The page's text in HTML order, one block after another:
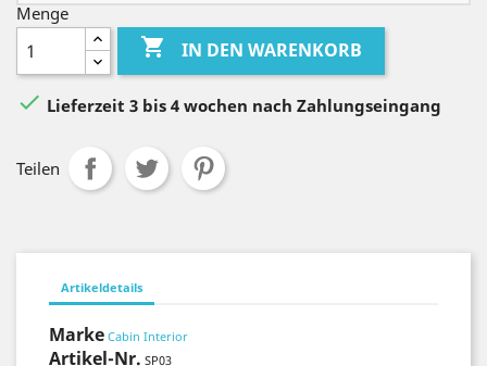
Menge
 IN DEN WARENKORB
 Lieferzeit 3 bis 4 wochen nach Zahlungseingang
Teilen
Artikeldetails
Marke Cabin Interior
Artikel-Nr. SP03